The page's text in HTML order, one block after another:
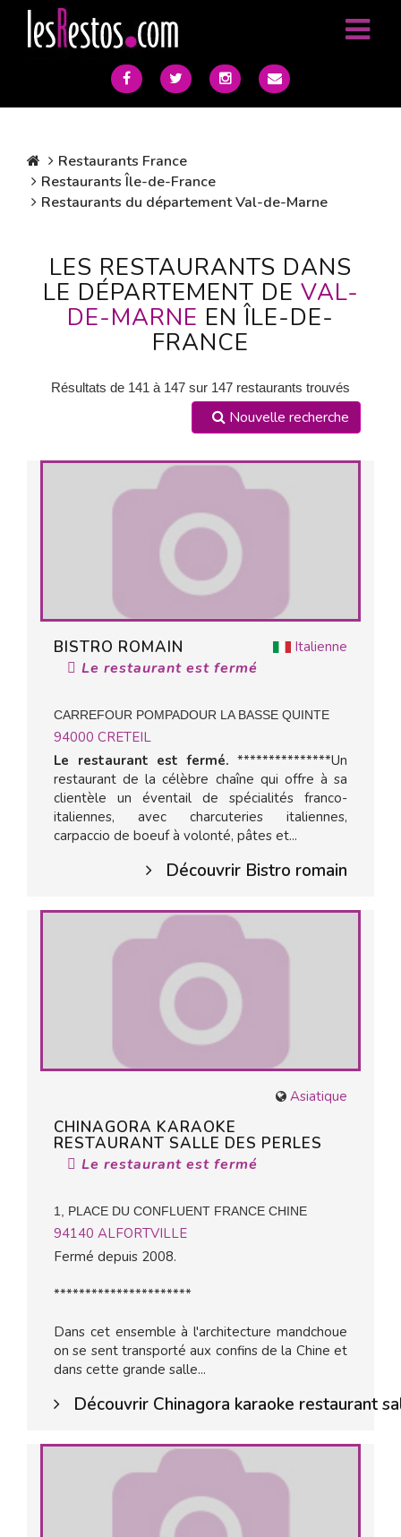
Restaurants France
Restaurants Île-de-France
Restaurants du département Val-de-Marne
LES RESTAURANTS DANS
LE DÉPARTEMENT DE VAL-
DE-MARNE EN ÎLE-DE-
FRANCE
Résultats de 141 à 147 sur 147 restaurants trouvés
Nouvelle recherche
Italienne
BISTRO ROMAIN
Le restaurant est fermé
CARREFOUR POMPADOUR LA BASSE QUINTE
94000 CRETEIL
Le restaurant est fermé. ***************Un
restaurant de la célèbre chaîne qui offre à sa
clientèle un éventail de spécialités franco-
italiennes, avec charcuteries italiennes,
carpaccio de boeuf à volonté, pâtes et...
Découvrir Bistro romain
Asiatique
CHINAGORA KARAOKE
RESTAURANT SALLE DES PERLES
Le restaurant est fermé
1, PLACE DU CONFLUENT FRANCE CHINE
94140 ALFORTVILLE
Fermé depuis 2008.
**********************
Dans cet ensemble à l'architecture mandchoue
on se sent transporté aux confins de la Chine et
dans cette grande salle...
Découvrir Chinagora karaoke restaurant